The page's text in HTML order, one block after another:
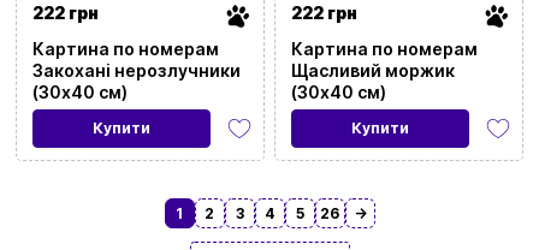
222 грн
Картина по номерам
Закохані нерозлучники
(30х40 см)
Купити
222 грн
Картина по номерам
Щасливий моржик
(30х40 см)
Купити
1 2 3 4 5 26 →